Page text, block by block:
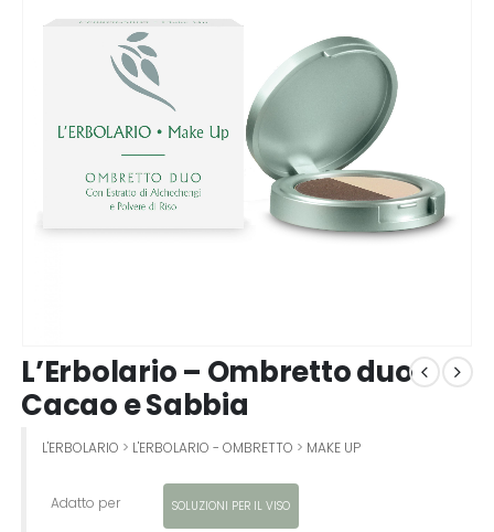
L’Erbolario – Ombretto duo
Cacao e Sabbia
L'ERBOLARIO > L'ERBOLARIO - OMBRETTO > MAKE UP
Adatto per SOLUZIONI PER IL VISO